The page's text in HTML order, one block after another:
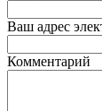
Ваш адрес
Комментарий